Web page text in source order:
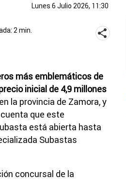
Lunes 6 Julio 2026, 11:30
2 min.
más emblemáticos de
inicial de 4,9 millones
la provincia de Zamora, y
que este
está abierta hasta
Subastas
concursal de la